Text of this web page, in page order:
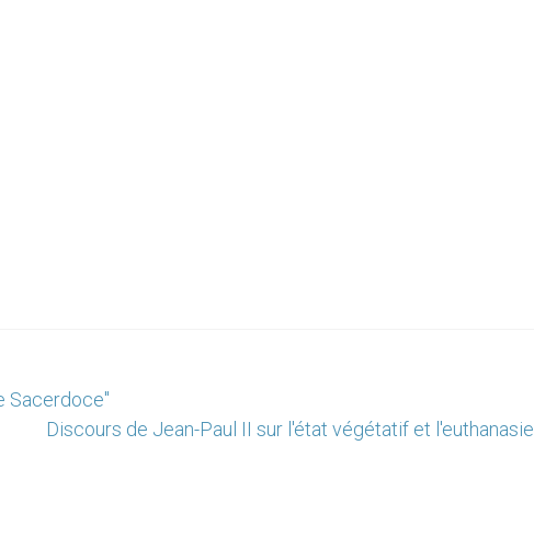
Sacerdoce"
Discours de Jean-Paul II sur l'état végétatif et l'euthanasie